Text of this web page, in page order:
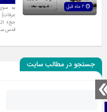
به
حج»
قدس
جستجو در مطالب سایت